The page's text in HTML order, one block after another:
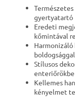
gyertyatartó
Eredeti
kőmintával
Harmonizáló
Stílusos
Kellemes
kényelmet